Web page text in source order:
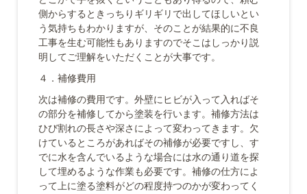
側からするときっちりギリギリで出してほしいとい
う気持ちもわかりますが、そのことが結果的に不良
工事を生む可能性もありますのでそこはしっかり説
明してご理解をいただくことが大事です。
４．補修費用
次は補修の費用です。外壁にヒビが入って入ればそ
の部分を補修してから塗装を行います。補修方法は
ひび割れの長さや深さによって変わってきます。欠
けているところがあればその補修が必要ですし、す
でに水を含んでいるような場合には水の通り道を探
して埋めるような作業も必要です。補修の仕方によ
って上に塗る塗料がどの程度持つのかが変わってく